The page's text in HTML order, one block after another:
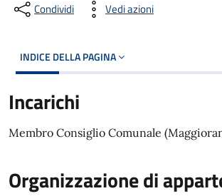
Condividi Vedi azioni
INDICE DELLA PAGINA
Incarichi
Membro Consiglio Comunale
Organizzazione di